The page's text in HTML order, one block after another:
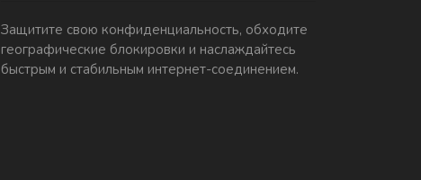
Защитите свою конфиденциальность, обходите
географические блокировки и наслаждайтесь
быстрым и стабильным интернет-соединением.